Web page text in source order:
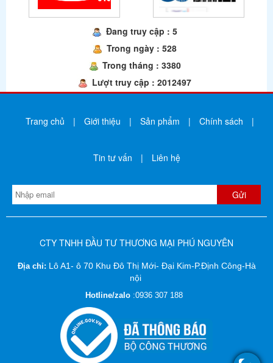
Đang truy cập : 5
Trong ngày : 528
Trong tháng : 3380
Lượt truy cập : 2012497
Trang chủ | Giới thiệu | Sản phẩm | Chính sách |
Tin tư vấn | Liên hệ
CTY TNHH ĐẦU TƯ THƯƠNG MẠI PHÚ NGUYÊN
Địa chỉ: Lô A1- ô 70 Khu Đô Thị Mới- Đại Kim-P.Định Công-Hà
nội
Hotline/zalo :0936 307 188